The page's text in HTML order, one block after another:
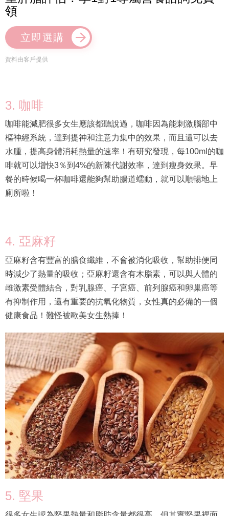
領
立即選購
資料由客戶提供
3. 咖啡
咖啡能減肥很多女生應該都聽說過，咖啡因為能刺激腦部中
樞神經系統，達到提神和注意力集中的效果，而且還可以去
水腫，提高身體消耗熱量的速率！有研究發現，每100ml的咖
啡就可以增快3％到4%的新陳代謝效率，達到瘦身效果。早
餐的時候喝一杯咖啡還能夠幫助腸道蠕動，就可以順暢地上
廁所啦！
4. 亞麻籽
亞麻籽含有豐富的膳食纖維，不會被消化吸收，幫助排便同
時減少了熱量的吸收；亞麻籽還含有木脂素，可以與人體的
雌激素受體結合，對乳腺癌、子宮癌、前列腺癌和卵巢癌等
有抑制作用，還有重要的抗氧化物質，女性真的必備的一個
健康食品！難怪被歐美女生熱捧！
5. 堅果